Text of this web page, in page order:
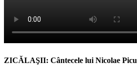
ZICĂLAŞII: Cântecele lui Nicolae Picu